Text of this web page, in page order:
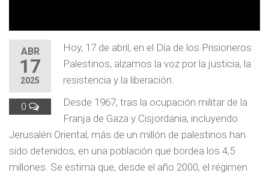
ABR
17
2025
0
Hoy, 17 de abril, en el Día de los Prisioneros
Palestinos, alzamos la voz por la justicia, la
resistencia y la liberación.
Desde 1967, tras la ocupación militar de la
Franja de Gaza y Cisjordania, incluyendo
Jerusalén Oriental, más de un millón de palestinos han
sido detenidos, en una población que bordea los 4,5
millones. Se estima que, desde el año 2000, el régimen